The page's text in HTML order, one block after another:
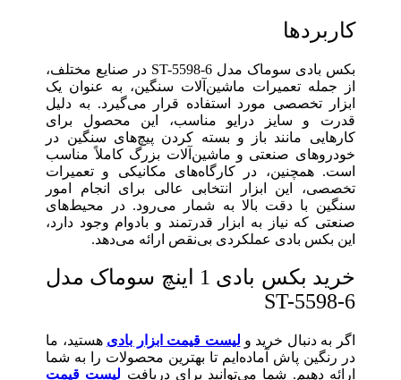
کاربردها
بکس بادی سوماک مدل ST-5598-6 در صنایع مختلف،
از جمله تعمیرات ماشین‌آلات سنگین، به عنوان یک
ابزار تخصصی مورد استفاده قرار می‌گیرد. به دلیل
قدرت و سایز درایو مناسب، این محصول برای
کارهایی مانند باز و بسته کردن پیچ‌های سنگین در
خودروهای صنعتی و ماشین‌آلات بزرگ کاملاً مناسب
است. همچنین، در کارگاه‌های مکانیکی و تعمیرات
تخصصی، این ابزار انتخابی عالی برای انجام امور
سنگین با دقت بالا به شمار می‌رود. در محیط‌های
صنعتی که نیاز به ابزار قدرتمند و بادوام وجود دارد،
این بکس بادی عملکردی بی‌نقص ارائه می‌دهد.
خرید بکس بادی 1 اینچ سوماک مدل
ST-5598-6
اگر به دنبال خرید و لیست قیمت ابزار بادی هستید، ما
در رنگین پاش آماده‌ایم تا بهترین محصولات را به شما
ارائه دهیم. شما می‌توانید برای دریافت لیست قیمت